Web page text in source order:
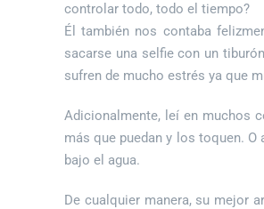
controlar todo, todo el tiempo?
Él también nos contaba
sacarse una selfie con un
sufren de mucho estrés ya que
Adicionalmente, leí en muchos
más que puedan y los toquen.
bajo el agua.
De cualquier manera, su mejor